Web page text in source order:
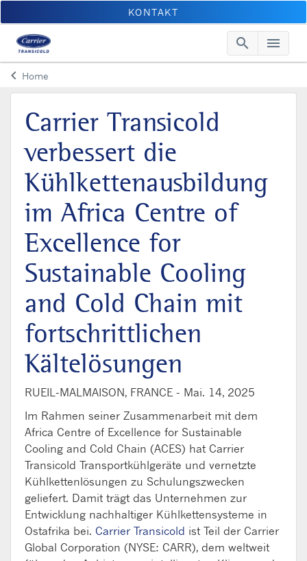
KONTAKT
search menu
keyboard_arrow_leftArrow back
Home
Carrier Transicold
verbessert die
Kühlkettenausbildung
im Africa Centre of
Excellence for
Sustainable Cooling
and Cold Chain mit
fortschrittlichen
Kältelösungen
RUEIL-MALMAISON, FRANCE - Mai. 14, 2025
Im Rahmen seiner Zusammenarbeit mit dem
Africa Centre of Excellence for Sustainable
Cooling and Cold Chain (ACES) hat Carrier
Transicold Transportkühlgeräte und vernetzte
Kühlkettenlösungen zu Schulungszwecken
geliefert. Damit trägt das Unternehmen zur
Entwicklung nachhaltiger Kühlkettensysteme in
Ostafrika bei. Carrier Transicold ist Teil der Carrier
Global Corporation (NYSE: CARR), dem weltweit